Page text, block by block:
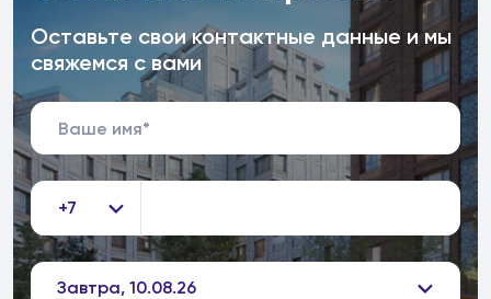
Оставьте свои контактные данные и мы
свяжемся с вами
+7
Завтра, 10.08.26